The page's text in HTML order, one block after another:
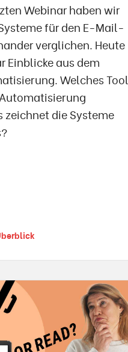
Webinar haben wir
für den E-Mail-
verglichen. Heute
Einblicke aus dem
Welches Tool
zeichnet die Systeme